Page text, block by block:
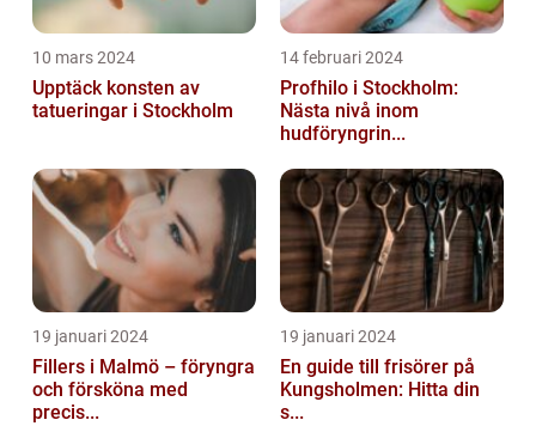
10 mars 2024
Upptäck konsten av
tatueringar i Stockholm
14 februari 2024
Profhilo i Stockholm:
Nästa nivå inom
hudföryngrin...
19 januari 2024
Fillers i Malmö – föryngra
och försköna med
precis...
19 januari 2024
En guide till frisörer på
Kungsholmen: Hitta din
s...